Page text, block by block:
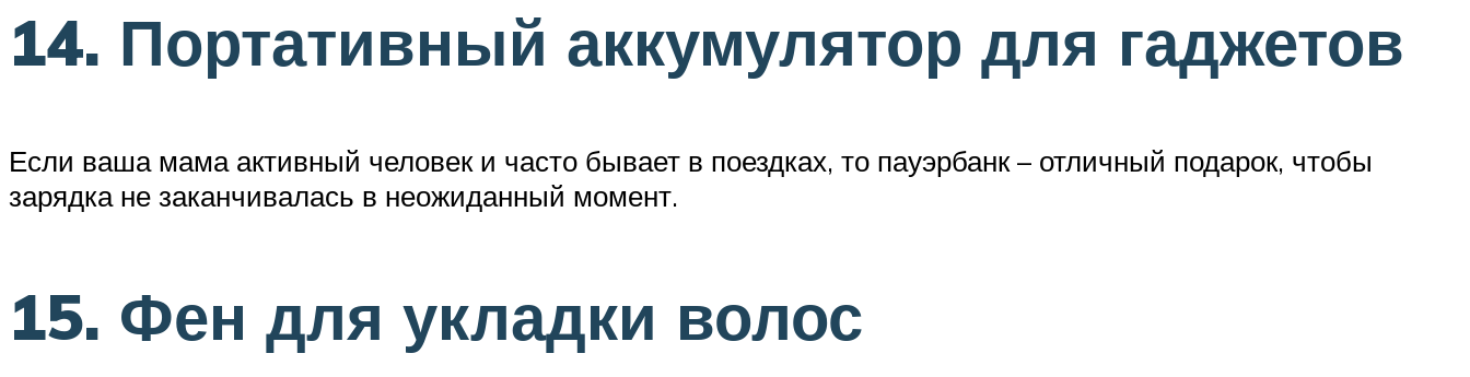
14. Портативный аккумулятор для гаджетов
Если ваша мама активный человек и часто бывает в поездках, то пауэрбанк – отличный подарок, чтобы
зарядка не заканчивалась в неожиданный момент.
15. Фен для укладки волос